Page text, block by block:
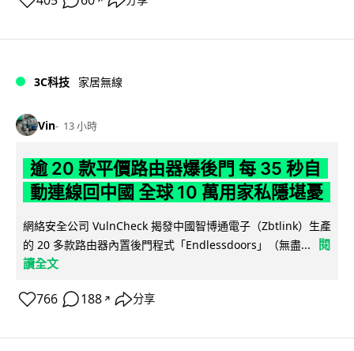
3C科技 家居無線
Vin 13 小時
逾 20 款平價路由器爆後門 每 35 秒自
動連線回中國 全球 10 萬用家私隱堪憂
網絡安全公司 VulnCheck 揭發中國智博通電子（Zbtlink）生產
的 20 多款路由器內置後門程式「Endlessdoors」（無盡...
閱
讀全文
766 188 ↗ 分享